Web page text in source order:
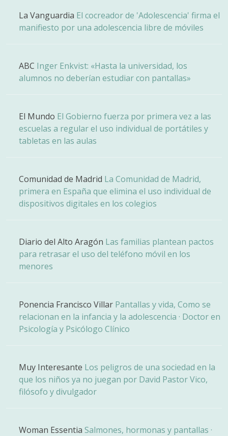
La Vanguardia El cocreador de 'Adolescencia' firma el
manifiesto por una adolescencia libre de móviles
ABC Inger Enkvist: «Hasta la universidad, los
alumnos no deberían estudiar con pantallas»
El Mundo El Gobierno fuerza por primera vez a las
escuelas a regular el uso individual de portátiles y
tabletas en las aulas
Comunidad de Madrid La Comunidad de Madrid,
primera en España que elimina el uso individual de
dispositivos digitales en los colegios
Diario del Alto Aragón Las familias plantean pactos
para retrasar el uso del teléfono móvil en los
menores
Ponencia Francisco Villar Pantallas y vida, Como se
relacionan en la infancia y la adolescencia · Doctor en
Psicología y Psicólogo Clínico
Muy Interesante Los peligros de una sociedad en la
que los niños ya no juegan por David Pastor Vico,
filósofo y divulgador
Woman Essentia Salmones, hormonas y pantallas ·